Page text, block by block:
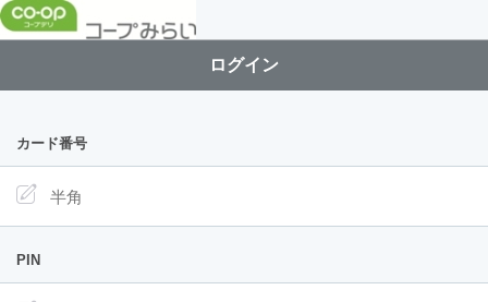
ログイン
カード番号
PIN